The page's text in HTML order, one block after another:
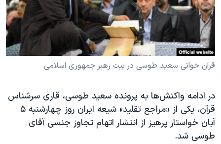
فرهنگ و زندگی
حقوق شهروندی
اقتصادی
علم و فناوری
گالری عکس
آرشیو پخش زنده
مستندها
انتخابات ریاست جمهوری آمریکا ۲۰۲۴
حمله جمهوری اسلامی به اسرائیل
رمز مهسا
اعتراضات زن، زندگی، آزادی
مجموعه مستندهای دادخواهی
تریبونال مردمی آبان ۹۸
دنبال کنید
قرآن خوانی سعید طوسی در بیت رهبر جمهوری اسلامی
در ادامه واکنش‌ها به پرونده سعید طوسی، قاری سرشناس
قرآن، یکی از «مراجع تقلید» شیعه ایران روز چهارشنبه ۵
آبان خواستار پرهیز از انتشار اتهام تجاوز جنسی آقای
طوسی شد.